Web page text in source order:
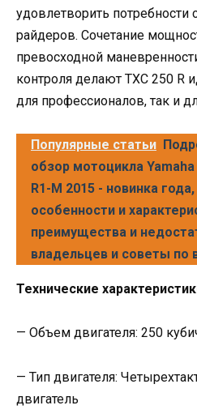
удовлетворить
райдеров. Сочетание
превосходной
контроля делают TXC 250
для профессионалов, так и
Популярные статьи
обзор мотоцикла Yamaha
R1-M 2015 - новинка года,
особенности и
преимущества и
владельцев и советы по
Технические
— Объем двигателя: 250
— Тип двигателя:
двигатель